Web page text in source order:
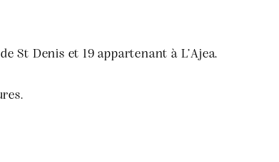
St Denis et 19 appartenant à L’Ajea.